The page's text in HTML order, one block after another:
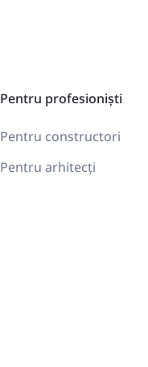
Pentru profesioniști
Pentru constructori
Pentru arhitecți